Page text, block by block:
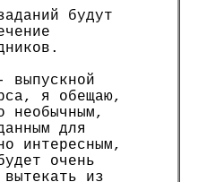
будут
выпускной
я обещаю,
необычным,
для
интересным,
очень
из